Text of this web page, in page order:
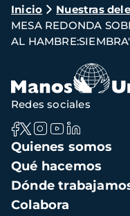
Ruta
de
navegación
Inicio Nuestras
MESA REDONDA
AL
Navegación
principal
Quienes somos
Qué hacemos
Dónde
Colabora
Redes sociales